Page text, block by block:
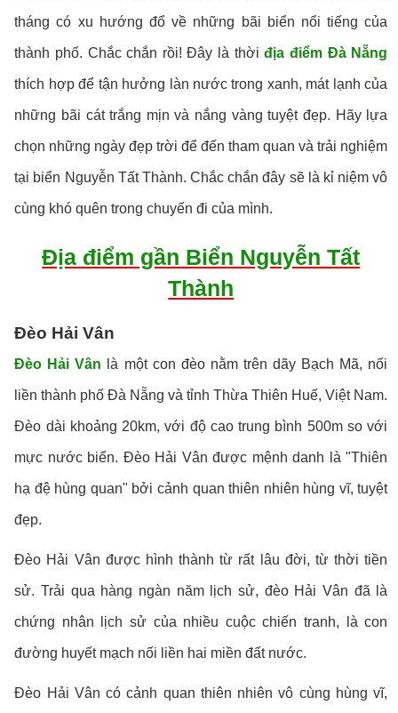
tháng có xu hướng đổ về những bãi biển nổi tiếng của
thành phố. Chắc chắn rồi! Đây là thờiđịa điểm Đà Nẵng
thích hợp để tận hưởng làn nước trong xanh, mát lạnh của
những bãi cát trắng mịn và nắng vàng tuyệt đẹp. Hãy lựa
chọn những ngày đẹp trời để đến tham quan và trải nghiệm
tại biển Nguyễn Tất Thành. Chắc chắn đây sẽ là kỉ niệm vô
cùng khó quên trong chuyến đi của mình.
Địa điểm gần Biển Nguyễn Tất
Thành
Đèo Hải Vân
Đèo Hải Vân là một con đèo nằm trên dãy Bạch Mã, nối
liền thành phố Đà Nẵng và tỉnh Thừa Thiên Huế, Việt Nam.
Đèo dài khoảng 20km, với độ cao trung bình 500m so với
mực nước biển. Đèo Hải Vân được mệnh danh là "Thiên
hạ đệ hùng quan" bởi cảnh quan thiên nhiên hùng vĩ, tuyệt
đẹp.
Đèo Hải Vân được hình thành từ rất lâu đời, từ thời tiền
sử. Trải qua hàng ngàn năm lịch sử, đèo Hải Vân đã là
chứng nhân lịch sử của nhiều cuộc chiến tranh, là con
đường huyết mạch nối liền hai miền đất nước.
Đèo Hải Vân có cảnh quan thiên nhiên vô cùng hùng vĩ,